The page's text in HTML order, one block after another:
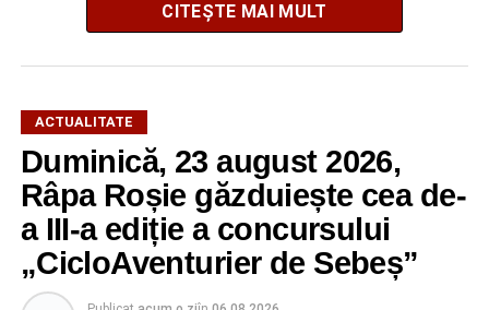
Organizatorii au pregătit un program variat, care îmbină
dansul și sportul, oferind activități pentru toate categoriile
de vârstă.
Pentru copii și tineri, festivalul propune jocuri și activități
recreative în mai multe zone ale municipiului – Răhău,
cartierul „Mihail Kogălniceanu”, Petrești și Parcul
Tineretului. Programul include spectacole pentru cei mici,
proiecții de film, petrecerea cu spumă și cea de-a treia
CITEȘTE MAI MULT
ACTUALITATE
Duminică, 23 august 2026,
Râpa Roșie găzduiește cea de-
a III-a ediție a concursului
„CicloAventurier de Sebeș”